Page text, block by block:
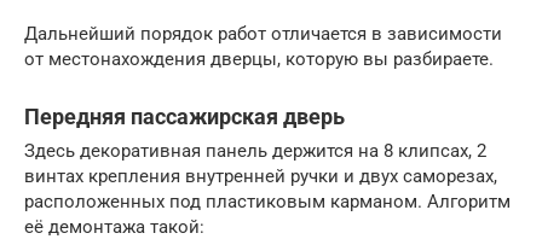
Дальнейший порядок работ отличается в зависимости
от местонахождения дверцы, которую вы разбираете.
Передняя пассажирская дверь
Здесь декоративная панель держится на 8 клипсах, 2
винтах крепления внутренней ручки и двух саморезах,
расположенных под пластиковым карманом. Алгоритм
её демонтажа такой: